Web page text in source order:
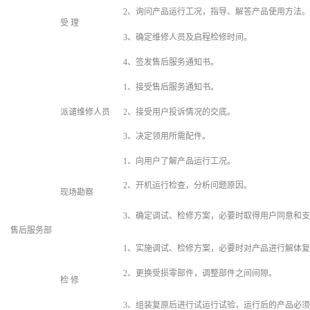
售后服务部
受 理
2、询问产品运行工况，指导、解答产品使用方法。
3、确定维修人员及启程检修时间。
4、签发售后服务通知书。
派谴维修人员
1、接受售后服务通知书。
2、接受用户投诉情况的交底。
3、决定领用所需配件。
现场勘察
1、向用户了解产品运行工况。
2、开机运行检查，分析问题原因。
3、确定调试、检修方案，必要时取得用户同意和支
检 修
1、实施调试、检修方案，必要时对产品进行解体复
2、更换受损零部件，调整部件之间间隙。
3、组装复原后进行试运行试验，运行后的产品必须